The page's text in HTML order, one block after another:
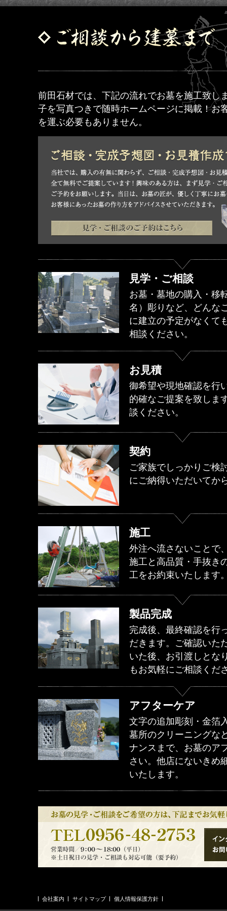
前田石材では、下記の流れでお墓を施工致し
子を写真つきで随時ホームページに掲載！お
を運ぶ必要もありません。
見学・ご相談
お墓・墓地の購入・移
名）彫りなど、どんな
に建立の予定がなくて
相談ください。
お見積
御希望や現地確認を行
的確なご提案を致しま
談ください。
契約
ご家族でしっかりご検
にご納得いただいてか
施工
外注へ流さないことで
施工と高品質・手抜き
工をお約束いたします
製品完成
完成後、最終確認を行
だきます。ご確認いた
いた後、お引渡しとな
もお気軽にご相談くだ
アフターケア
文字の追加彫刻・金箔
墓所のクリーニングな
ナンスまで、お墓のア
さい。他店にないきめ
いたします。
会社案内 サイトマップ 個人情報保護方針